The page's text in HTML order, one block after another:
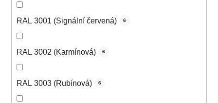
RAL 3001 (Signální červená) 6
RAL 3002 (Karmínová) 6
RAL 3003 (Rubínová) 6